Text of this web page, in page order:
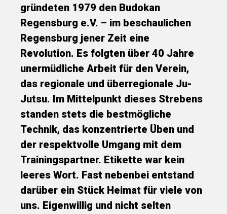
gründeten 1979 den Budokan
Regensburg e.V. – im beschaulichen
Regensburg jener Zeit eine
Revolution. Es folgten über 40 Jahre
unermüdliche Arbeit für den Verein,
das regionale und überregionale Ju-
Jutsu. Im Mittelpunkt dieses Strebens
standen stets die bestmögliche
Technik, das konzentrierte Üben und
der respektvolle Umgang mit dem
Trainingspartner. Etikette war kein
leeres Wort. Fast nebenbei entstand
darüber ein Stück Heimat für viele von
uns. Eigenwillig und nicht selten